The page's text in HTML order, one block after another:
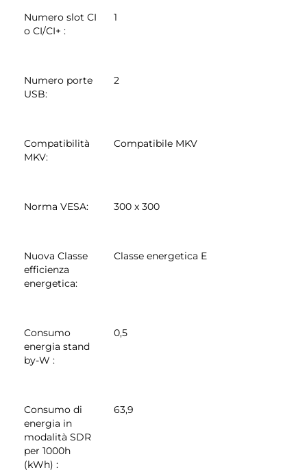
Numero slot CI
o CI/CI+ :
1
Numero porte
USB:
2
Compatibilità
MKV:
Compatibile MKV
Norma VESA: 300 x 300
Nuova Classe
efficienza
energetica:
Classe energetica E
Consumo
energia stand
by-W :
0,5
Consumo di
energia in
modalità SDR
per 1000h
(kWh) :
63,9